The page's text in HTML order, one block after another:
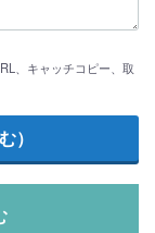
、キャッチコピー、取